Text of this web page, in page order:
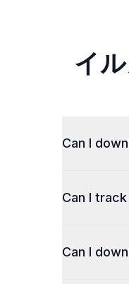
イ
Can I
all in high
Can I
Can I